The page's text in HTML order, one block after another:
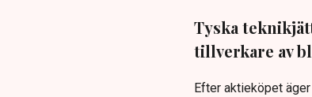
Tyska
tillverkare av
Efter aktieköpet